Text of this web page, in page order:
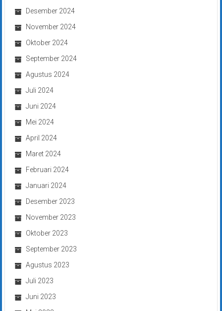
Desember 2024
November 2024
Oktober 2024
September 2024
Agustus 2024
Juli 2024
Juni 2024
Mei 2024
April 2024
Maret 2024
Februari 2024
Januari 2024
Desember 2023
November 2023
Oktober 2023
September 2023
Agustus 2023
Juli 2023
Juni 2023